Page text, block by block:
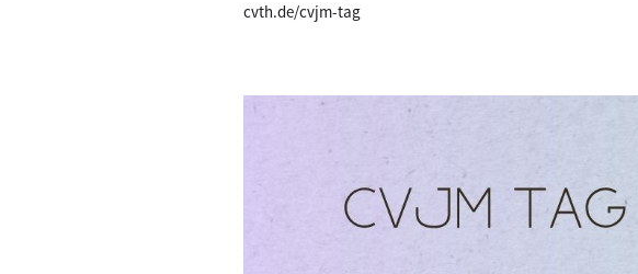
cvth.de/cvjm-tag